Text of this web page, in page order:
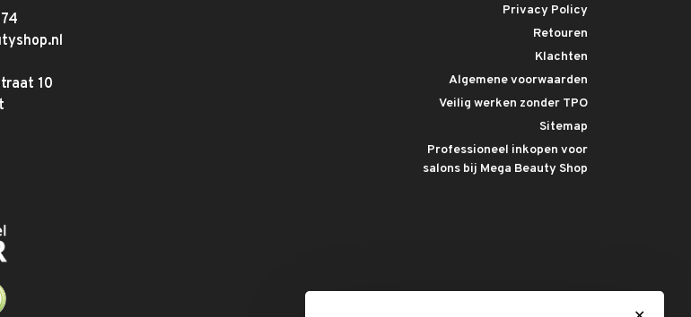
10
Privacy Policy
Retouren
Klachten
Algemene voorwaarden
Veilig werken zonder TPO
Sitemap
Professioneel inkopen voor
salons bij Mega Beauty Shop